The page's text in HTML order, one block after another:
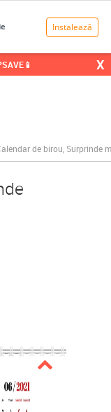
X
de birou, Surprinde